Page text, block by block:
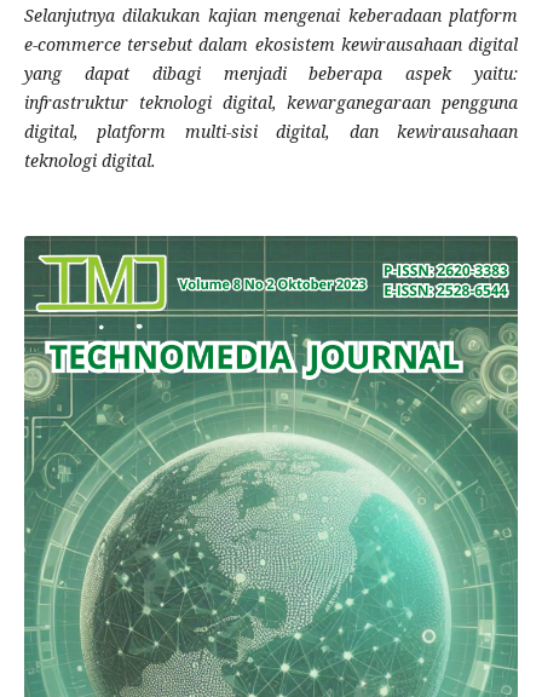
Selanjutnya dilakukan kajian mengenai keberadaan platform
e-commerce tersebut dalam ekosistem kewirausahaan digital
yang dapat dibagi menjadi beberapa aspek yaitu:
infrastruktur teknologi digital, kewarganegaraan pengguna
digital, platform multi-sisi digital, dan kewirausahaan
teknologi digital.